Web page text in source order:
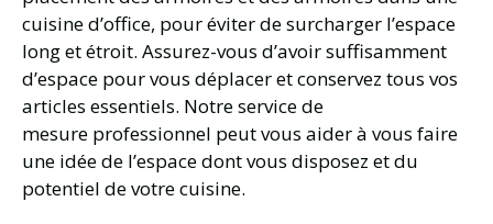
cuisine d’office, pour éviter de surcharger l’espace
long et étroit. Assurez-vous d’avoir suffisamment
d’espace pour vous déplacer et conservez tous vos
articles essentiels. Notre service de
mesure professionnel peut vous aider à vous faire
une idée de l’espace dont vous disposez et du
potentiel de votre cuisine.